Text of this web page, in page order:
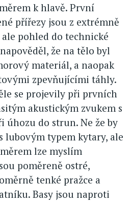
k hlavě. První
přířezy jsou z extrémně
pohled do technické
že na tělo byl
materiál, a naopak
zpevňujícími táhly.
se projevily při prvních
akustickým zvukem s
úhozu do strun. Ne že by
lubovým typem kytary, ale
lze myslím
poměreně ostré,
tenké pražce a
Basy jsou naproti